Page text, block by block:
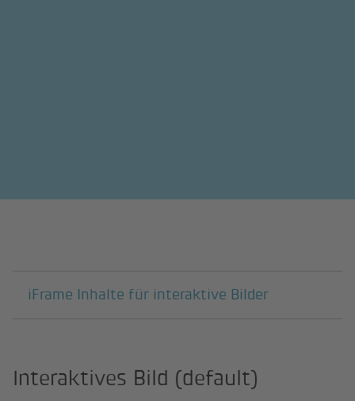
Pages suivantes
iFrame Inhalte für interaktive Bilder
Interaktives Bild (default)